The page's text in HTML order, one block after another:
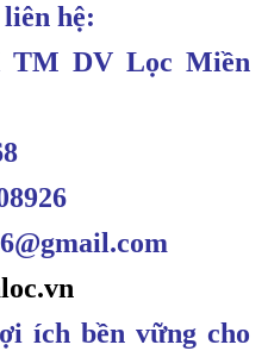
hệ:
TM DV Lọc Miền
ích bền vững cho